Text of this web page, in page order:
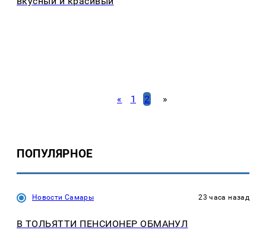
« 1 2 »
ПОПУЛЯРНОЕ
Новости Самары 23 часа назад
В ТОЛЬЯТТИ ПЕНСИОНЕР ОБМАНУЛ